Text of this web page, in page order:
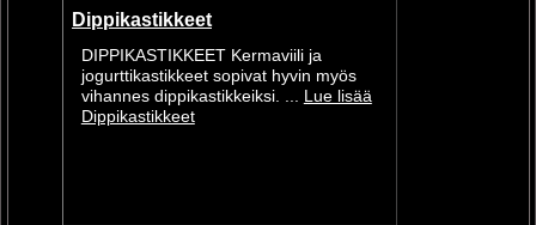
Dippikastikkeet
DIPPIKASTIKKEET Kermaviili ja
jogurttikastikkeet sopivat hyvin myös
vihannes dippikastikkeiksi. ... Lue lisää
Dippikastikkeet